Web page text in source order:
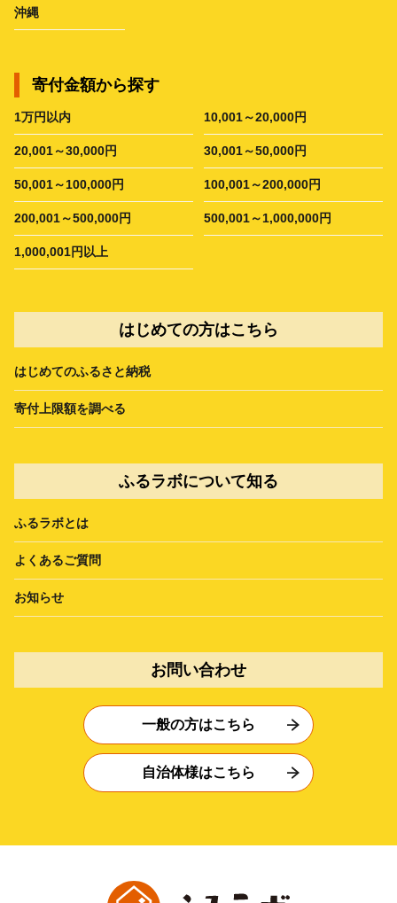
沖縄
寄付金額から探す
1万円以内 10,001～20,000円
20,001～30,000円 30,001～50,000円
50,001～100,000円 100,001～200,000円
200,001～500,000円 500,001～1,000,000円
1,000,001円以上
はじめての方はこちら
はじめてのふるさと納税
寄付上限額を調べる
ふるラボについて知る
ふるラボとは
よくあるご質問
お知らせ
お問い合わせ
一般の方はこちら
自治体様はこちら